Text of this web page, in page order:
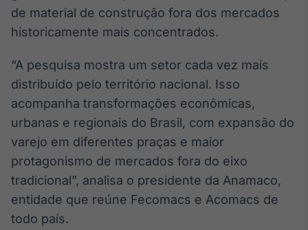
Em breve
Gestão de
Investimentos
Em breve
de material de construção fora dos mercados
historicamente mais concentrados.
“A pesquisa mostra um setor cada vez mais
distribuído pelo território nacional. Isso
acompanha transformações econômicas,
urbanas e regionais do Brasil, com expansão do
varejo em diferentes praças e maior
protagonismo de mercados fora do eixo
tradicional”, analisa o presidente da Anamaco,
entidade que reúne Fecomacs e Acomacs de
todo país.